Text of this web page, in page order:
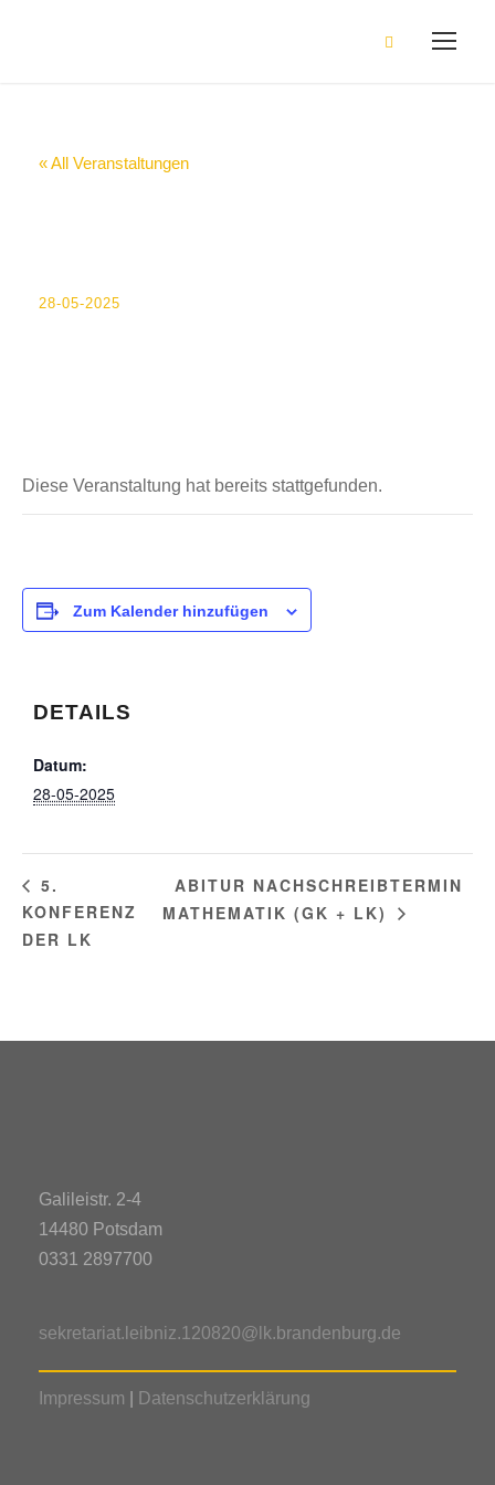
« All Veranstaltungen
28-05-2025
Diese Veranstaltung hat bereits stattgefunden.
Zum Kalender hinzufügen
DETAILS
Datum:
28-05-2025
5.
KONFERENZ
DER LK
ABITUR NACHSCHREIBTERMIN
MATHEMATIK (GK + LK)
Galileistr. 2-4
14480 Potsdam
0331 2897700
sekretariat.leibniz.120820@lk.brandenburg.de
Impressum Datenschutzerklärung